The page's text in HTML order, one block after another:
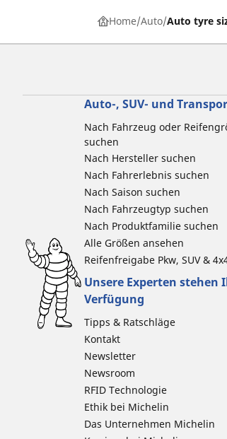
Home Auto Auto tyre
Auto-, SUV- und
Nach Fahrzeug oder
suchen
Nach Hersteller suchen
Nach Fahrerlebnis suchen
Nach Saison suchen
Nach Fahrzeugtyp suchen
Nach Produktfamilie suchen
Alle Größen ansehen
Reifenfreigabe Pkw, SUV &
Unsere Experten stehen
Verfügung
Tipps & Ratschläge
Kontakt
Newsletter
Newsroom
RFID Technologie
Ethik bei Michelin
Das Unternehmen Michelin